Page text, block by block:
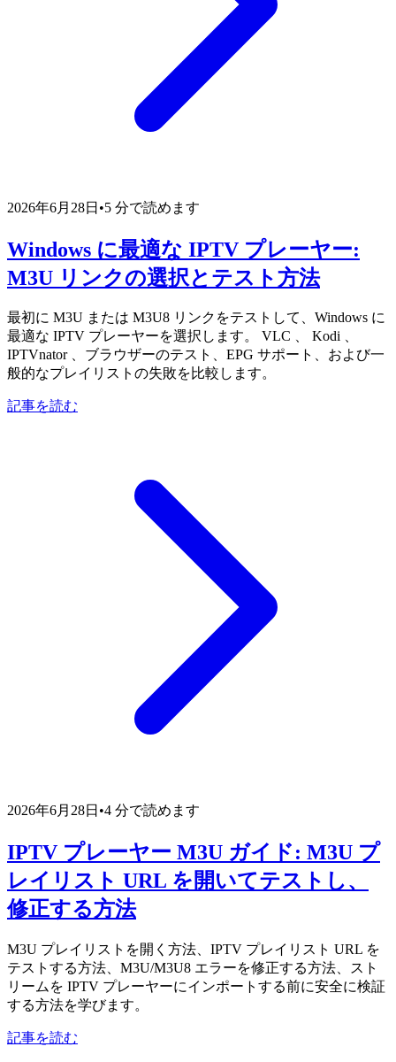
2026年6月28日 •5 分で読めます
Windows に最適な IPTV プレーヤー:
M3U リンクの選択とテスト方法
最初に M3U または M3U8 リンクをテストして、Windows に
最適な IPTV プレーヤーを選択します。 VLC 、 Kodi 、
IPTVnator 、ブラウザーのテスト、EPG サポート、および一
般的なプレイリストの失敗を比較します。
記事を読む
2026年6月28日 •4 分で読めます
IPTV プレーヤー M3U ガイド: M3U プ
レイリスト URL を開いてテストし、
修正する方法
M3U プレイリストを開く方法、IPTV プレイリスト URL を
テストする方法、M3U/M3U8 エラーを修正する方法、スト
リームを IPTV プレーヤーにインポートする前に安全に検証
する方法を学びます。
記事を読む